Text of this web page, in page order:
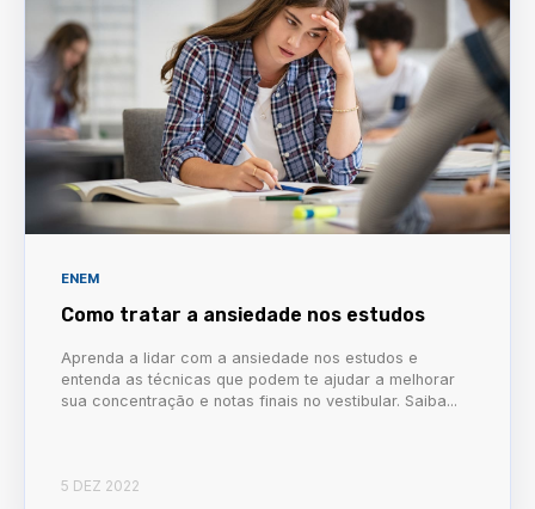
ENEM
Como tratar a ansiedade nos estudos
Aprenda a lidar com a ansiedade nos estudos e
entenda as técnicas que podem te ajudar a melhorar
sua concentração e notas finais no vestibular. Saiba...
5 DEZ 2022